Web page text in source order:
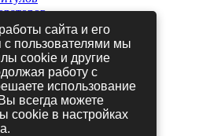
пил
фенов
машин
лобзиков
ножниц
пил
рубанков
сайта и его
с пользователями мы
cookie и другие
работу с
использование
всегда можете
cookie в настройках